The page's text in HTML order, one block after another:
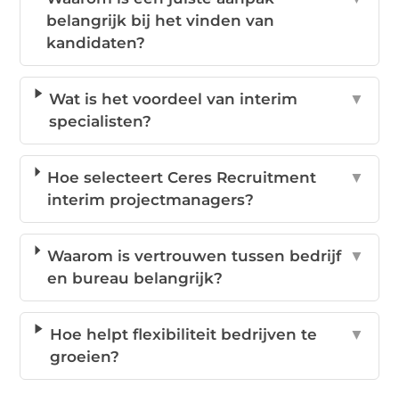
belangrijk bij het vinden van
kandidaten?
Wat is het voordeel van interim
specialisten?
▼
Hoe selecteert Ceres Recruitment
interim projectmanagers?
▼
Waarom is vertrouwen tussen bedrijf
en bureau belangrijk?
▼
Hoe helpt flexibiliteit bedrijven te
groeien?
▼